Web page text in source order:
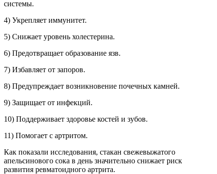
системы.
4) Укрепляет иммунитет.
5) Снижает уровень холестерина.
6) Предотвращает образование язв.
7) Избавляет от запоров.
8) Предупреждает возникновение почечных камней.
9) Защищает от инфекций.
10) Поддерживает здоровье костей и зубов.
11) Помогает с артритом.
Как показали исследования, стакан свежевыжатого
апельсинового сока в день значительно снижает риск
развития ревматоидного артрита.